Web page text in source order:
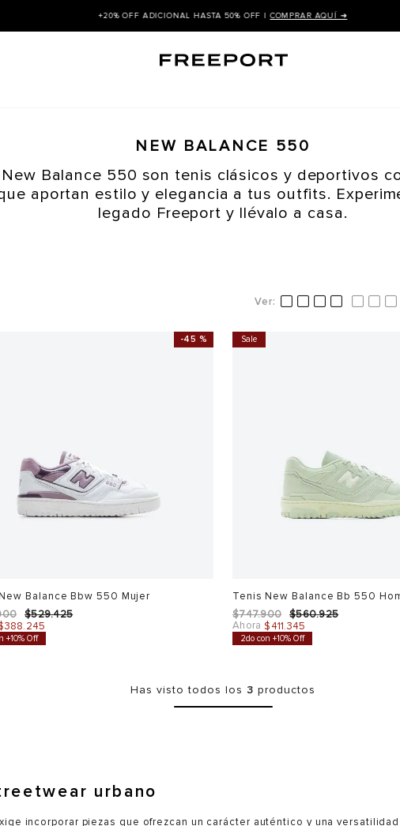
+20% OFF ADICIONAL HASTA 50% OFF |COMPRAR AQUÍ ➜
NEW BALANCE 550
Balance 550 son tenis clásicos y deportivos
aportan estilo y elegancia a tus outfits.
legado Freeport y llévalo a casa.
-45 %
Balance Bbw 550 Mujer
$529.425
388.245
+10% Off
Sale
Tenis New Balance Bb 550
$747.900 $560.925
Ahora $411.345
2do con +10% Off
Has visto todos los 3 productos
urbano
incorporar piezas que ofrezcan un carácter auténtico y una